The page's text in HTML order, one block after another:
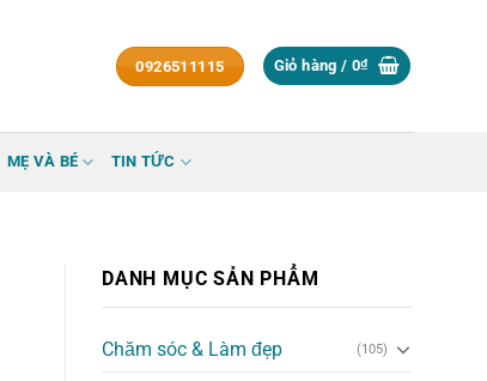
0926511115 Giỏ hàng / 0₫
MẸ VÀ BÉ TIN TỨC
DANH MỤC SẢN PHẨM
Chăm sóc & Làm đẹp (105)